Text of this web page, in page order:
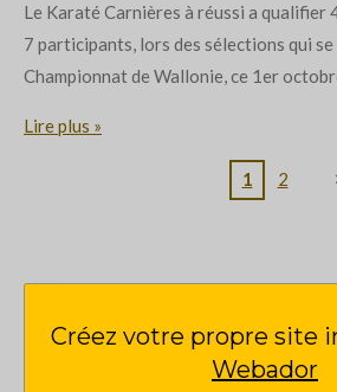
Le Karaté Carnières à réussi a qualifier
7 participants, lors des sélections qui
Championnat de Wallonie, ce 1er
Lire plus »
1 2
Créez votre propre site
Webador